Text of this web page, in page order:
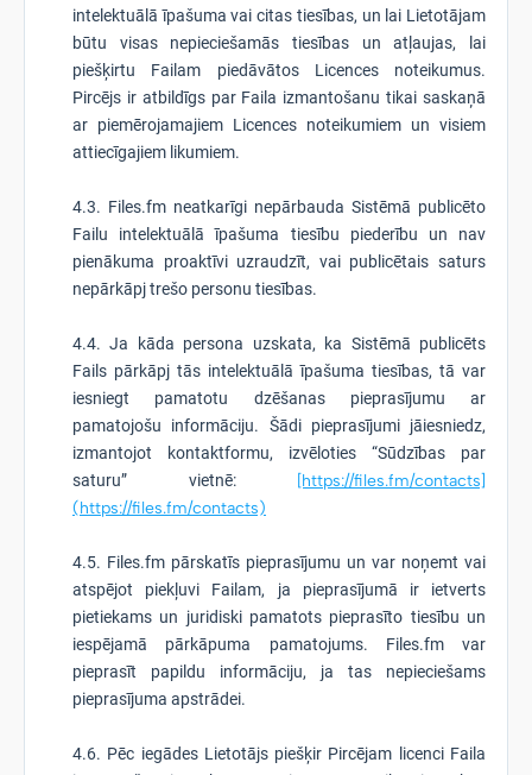
intelektuālā īpašuma vai citas tiesības, un lai Lietotājam
būtu visas nepieciešamās tiesības un atļaujas, lai
piešķirtu Failam piedāvātos Licences noteikumus.
Pircējs ir atbildīgs par Faila izmantošanu tikai saskaņā
ar piemērojamajiem Licences noteikumiem un visiem
attiecīgajiem likumiem.
4.3. Files.fm neatkarīgi nepārbauda Sistēmā publicēto
Failu intelektuālā īpašuma tiesību piederību un nav
pienākuma proaktīvi uzraudzīt, vai publicētais saturs
nepārkāpj trešo personu tiesības.
4.4. Ja kāda persona uzskata, ka Sistēmā publicēts
Fails pārkāpj tās intelektuālā īpašuma tiesības, tā var
iesniegt pamatotu dzēšanas pieprasījumu ar
pamatojošu informāciju. Šādi pieprasījumi jāiesniedz,
izmantojot kontaktformu, izvēloties “Sūdzības par
saturu” vietnē:
[https://files.fm/contacts]
(https://files.fm/contacts)
4.5. Files.fm pārskatīs pieprasījumu un var noņemt vai
atspējot piekļuvi Failam, ja pieprasījumā ir ietverts
pietiekams un juridiski pamatots pieprasīto tiesību un
iespējamā pārkāpuma pamatojums. Files.fm var
pieprasīt papildu informāciju, ja tas nepieciešams
pieprasījuma apstrādei.
4.6. Pēc iegādes Lietotājs piešķir Pircējam licenci Faila